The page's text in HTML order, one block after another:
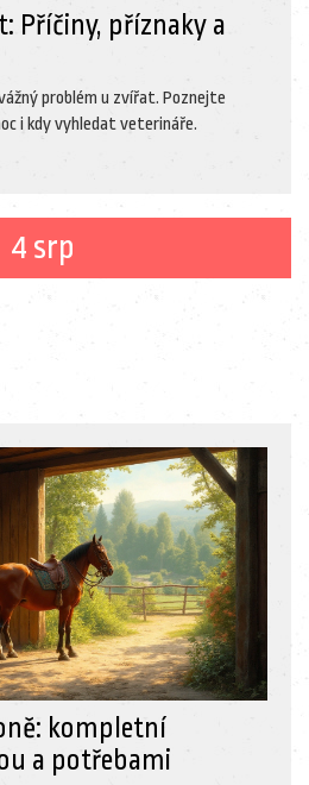
Příčiny, příznaky a
problém u zvířat. Poznejte
i kdy vyhledat veterináře.
4 srp
kompletní
a potřebami